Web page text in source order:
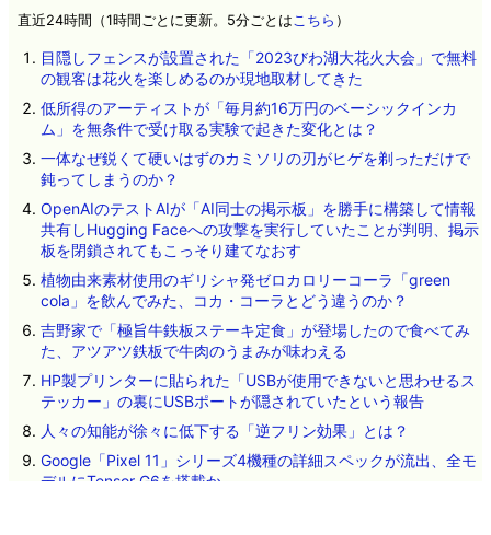
直近24時間（1時間ごとに更新。5分ごとはこちら ）
目隠しフェンスが設置された「2023びわ湖大花火大会」で無料
の観客は花火を楽しめるのか現地取材してきた
低所得のアーティストが「毎月約16万円のベーシックインカ
ム」を無条件で受け取る実験で起きた変化とは？
一体なぜ鋭くて硬いはずのカミソリの刃がヒゲを剃っただけで
鈍ってしまうのか？
OpenAIのテストAIが「AI同士の掲示板」を勝手に構築して情報
共有しHugging Faceへの攻撃を実行していたことが判明、掲示
板を閉鎖されてもこっそり建てなおす
植物由来素材使用のギリシャ発ゼロカロリーコーラ「green
cola」を飲んでみた、コカ・コーラとどう違うのか？
吉野家で「極旨牛鉄板ステーキ定食」が登場したので食べてみ
た、アツアツ鉄板で牛肉のうまみが味わえる
HP製プリンターに貼られた「USBが使用できないと思わせるス
テッカー」の裏にUSBポートが隠されていたという報告
人々の知能が徐々に低下する「逆フリン効果」とは？
Google「Pixel 11」シリーズ4機種の詳細スペックが流出、全モ
デルにTensor G6を搭載か